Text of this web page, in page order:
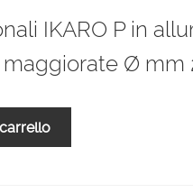
€.
attuale
IKARO P in
Ø mm